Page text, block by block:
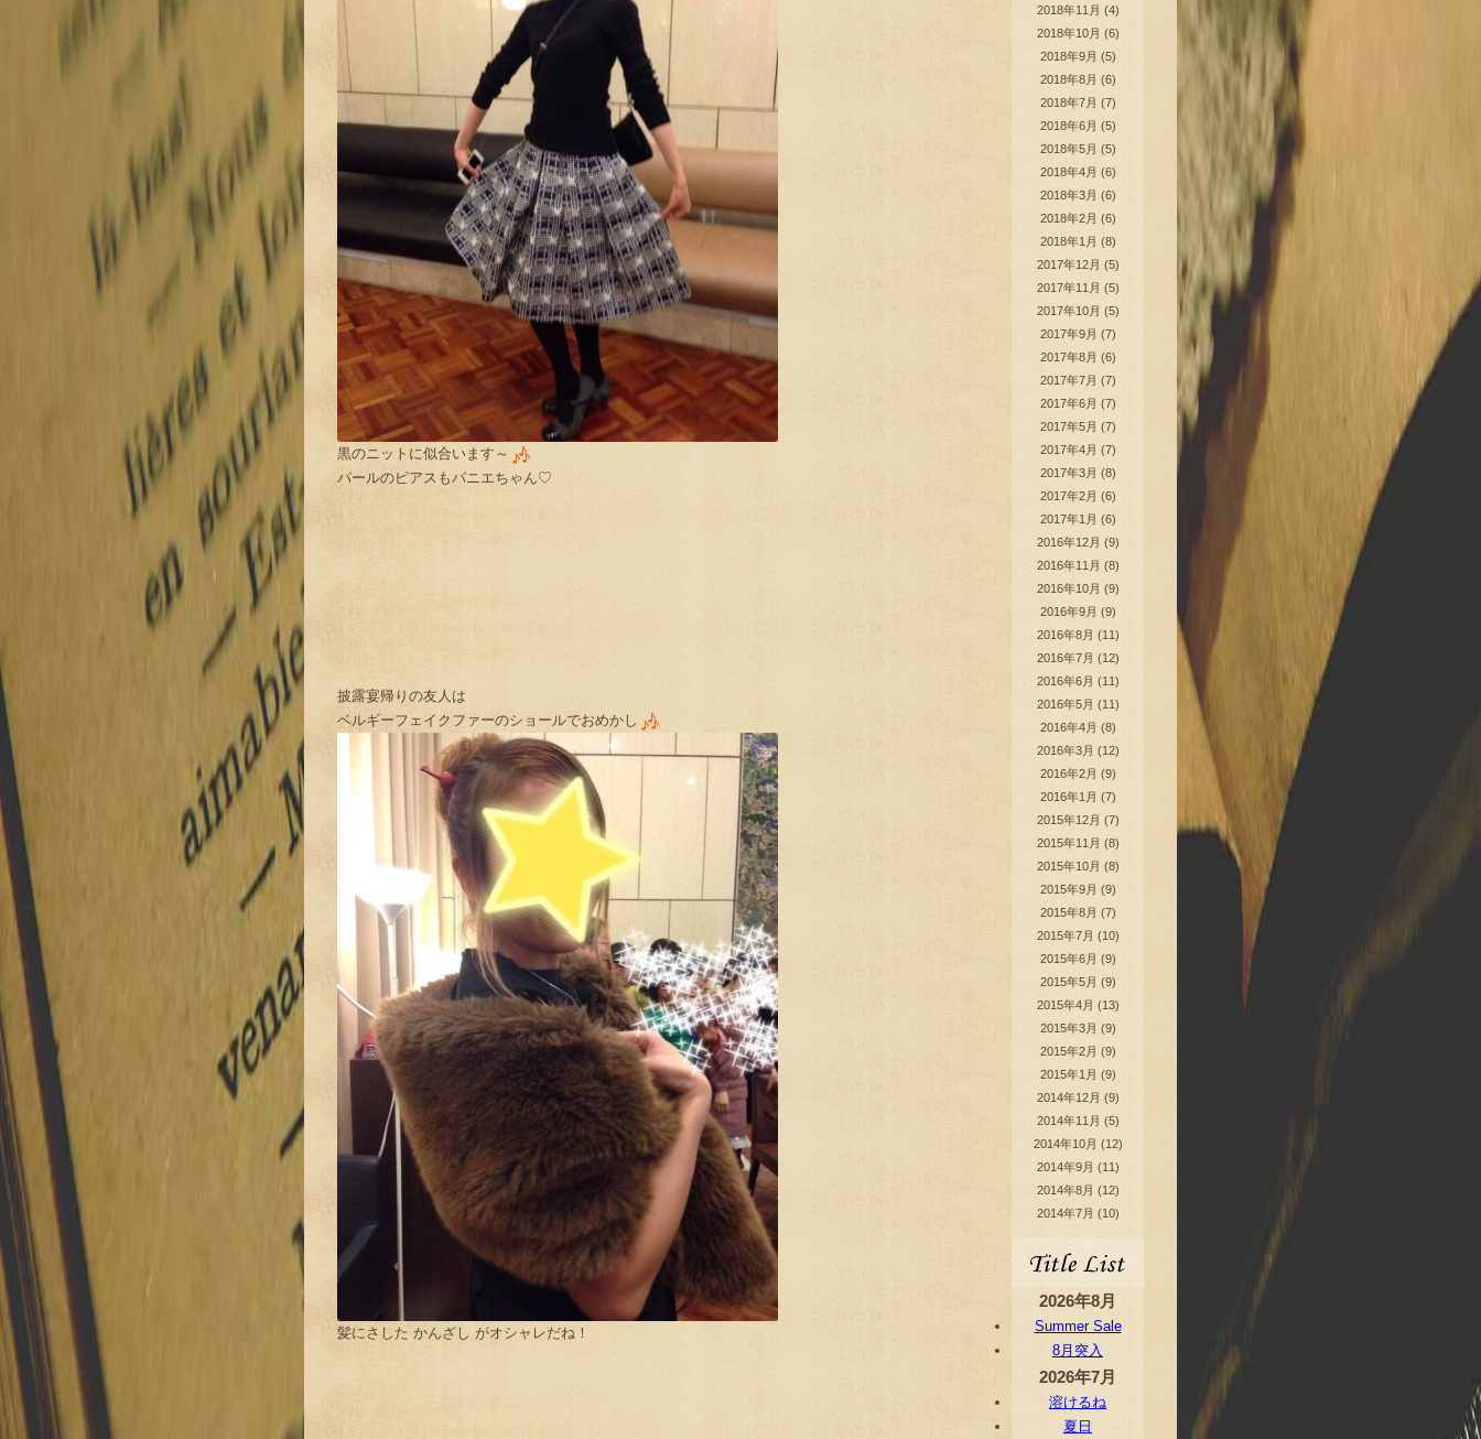
黒のニットに似合います～
パールのピアスもパニエちゃん♡
披露宴帰りの友人は
ベルギーフェイクファーのショールでおめかし
髪にさした かんざし がオシャレだね！
2018年11月 (4)
2018年10月 (6)
2018年9月 (5)
2018年8月 (6)
2018年7月 (7)
2018年6月 (5)
2018年5月 (5)
2018年4月 (6)
2018年3月 (6)
2018年2月 (6)
2018年1月 (8)
2017年12月 (5)
2017年11月 (5)
2017年10月 (5)
2017年9月 (7)
2017年8月 (6)
2017年7月 (7)
2017年6月 (7)
2017年5月 (7)
2017年4月 (7)
2017年3月 (8)
2017年2月 (6)
2017年1月 (6)
2016年12月 (9)
2016年11月 (8)
2016年10月 (9)
2016年9月 (9)
2016年8月 (11)
2016年7月 (12)
2016年6月 (11)
2016年5月 (11)
2016年4月 (8)
2016年3月 (12)
2016年2月 (9)
2016年1月 (7)
2015年12月 (7)
2015年11月 (8)
2015年10月 (8)
2015年9月 (9)
2015年8月 (7)
2015年7月 (10)
2015年6月 (9)
2015年5月 (9)
2015年4月 (13)
2015年3月 (9)
2015年2月 (9)
2015年1月 (9)
2014年12月 (9)
2014年11月 (5)
2014年10月 (12)
2014年9月 (11)
2014年8月 (12)
2014年7月 (10)
2026年8月
Summer Sale
8月突入
2026年7月
溶けるね
夏日